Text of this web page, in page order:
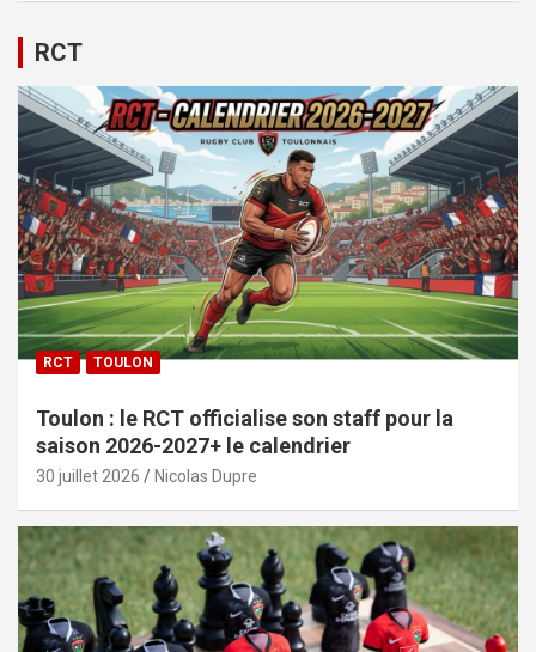
RCT
RCT TOULON
Toulon : le RCT officialise son staff pour la
saison 2026-2027+ le calendrier
30 juillet 2026 Nicolas Dupre